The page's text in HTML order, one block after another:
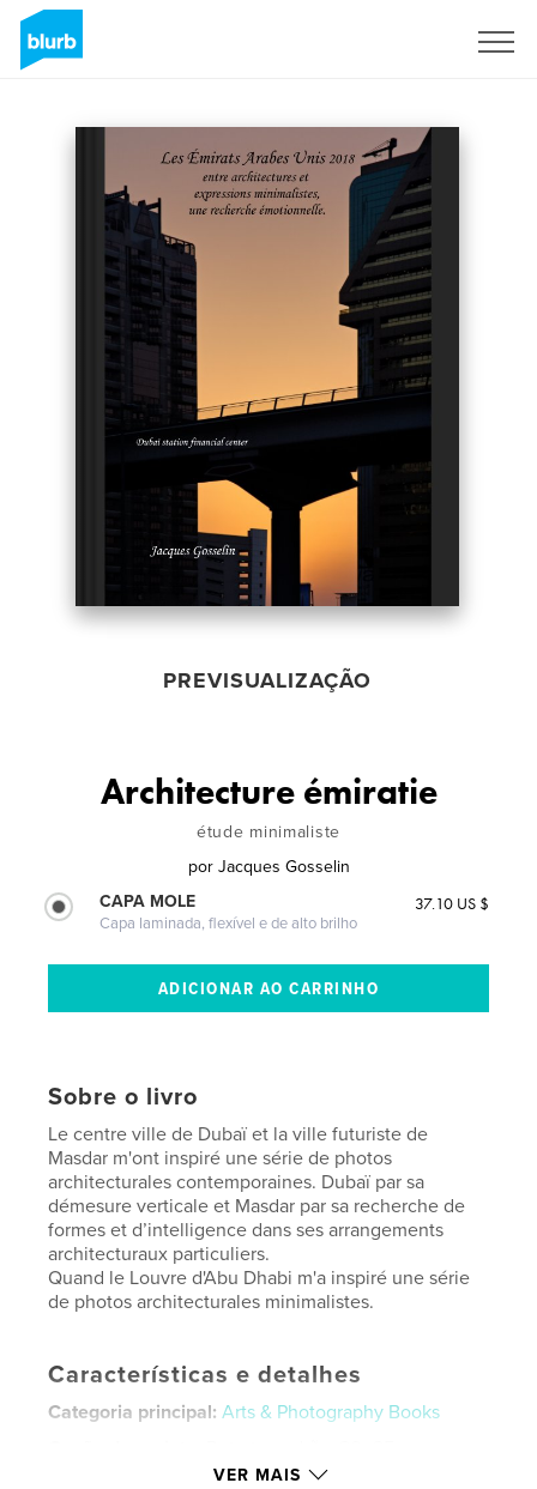
PREVISUALIZAÇÃO
Architecture émiratie
étude minimaliste
por Jacques Gosselin
CAPA MOLE
Capa laminada, flexível e de alto brilho
37.10 US $
Sobre o livro
Le centre ville de Dubaï et la ville futuriste de
Masdar m'ont inspiré une série de photos
architecturales contemporaines. Dubaï par sa
démesure verticale et Masdar par sa recherche de
formes et d’intelligence dans ses arrangements
architecturaux particuliers.
Quand le Louvre d'Abu Dhabi m'a inspiré une série
de photos architecturales minimalistes.
Características e detalhes
Categoria principal: Arts & Photography Books
VER MAIS